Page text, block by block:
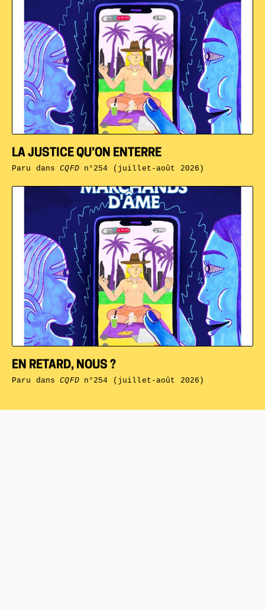
EN RETARD, NOUS ?
Paru dansCQFDn°254 (juillet-août 2026)
LA JUSTICE QU’ON ENTERRE
Paru dansCQFDn°254 (juillet-août 2026)